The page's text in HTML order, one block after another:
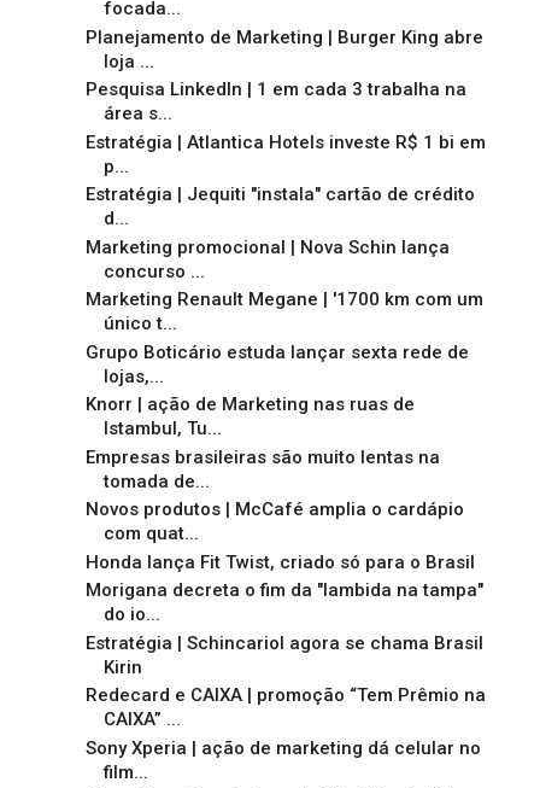
focada...
Planejamento de Marketing | Burger King abre
loja ...
Pesquisa LinkedIn | 1 em cada 3 trabalha na
área s...
Estratégia | Atlantica Hotels investe R$ 1 bi em
p...
Estratégia | Jequiti "instala" cartão de crédito
d...
Marketing promocional | Nova Schin lança
concurso ...
Marketing Renault Megane | '1700 km com um
único t...
Grupo Boticário estuda lançar sexta rede de
lojas,...
Knorr | ação de Marketing nas ruas de
Istambul, Tu...
Empresas brasileiras são muito lentas na
tomada de...
Novos produtos | McCafé amplia o cardápio
com quat...
Honda lança Fit Twist, criado só para o Brasil
Morigana decreta o fim da "lambida na tampa"
do io...
Estratégia | Schincariol agora se chama Brasil
Kirin
Redecard e CAIXA | promoção “Tem Prêmio na
CAIXA” ...
Sony Xperia | ação de marketing dá celular no
film...